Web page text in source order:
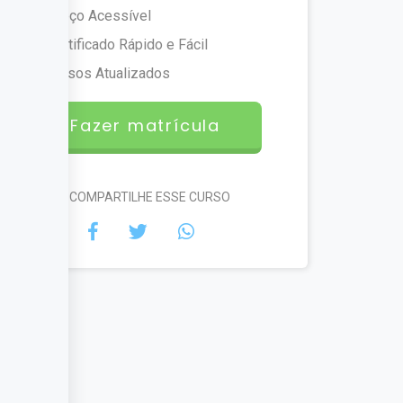
Preço Acessível
Certificado Rápido e Fácil
Cursos Atualizados
Fazer matrícula
#COMPARTILHE ESSE CURSO